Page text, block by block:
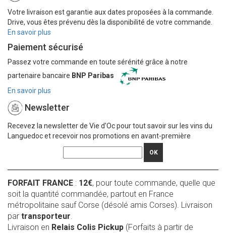
Votre livraison est garantie aux dates proposées à la commande.
Drive, vous êtes prévenu dès la disponibilité de votre commande.
En savoir plus
Paiement sécurisé
Passez votre commande en toute sérénité grâce à notre
partenaire bancaire BNP Paribas
En savoir plus
Newsletter
Recevez la newsletter de Vie d'Oc pour tout savoir sur les vins du
Languedoc et recevoir nos promotions en avant-première
OK
FORFAIT FRANCE : 12€, pour toute commande, quelle que
soit la quantité commandée, partout en France
métropolitaine sauf Corse (désolé amis Corses). Livraison
par transporteur.
Livraison en Relais Colis Pickup (Forfaits à partir de